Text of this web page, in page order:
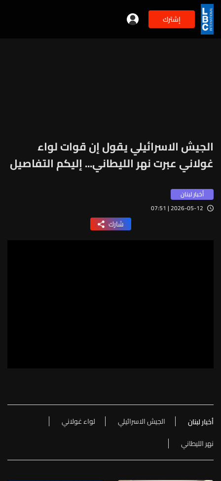
إشترك
الجيش الاسرائيلي يقول إن قوات لواء
غولاني عبرت نهر الليطاني... إليكم التفاصيل
أخبار لبنان
2026-05-12 | 07:51
شارك
أخبار لبنان الجيش الاسرائيلي
لواء غولاني
نهر الليطاني